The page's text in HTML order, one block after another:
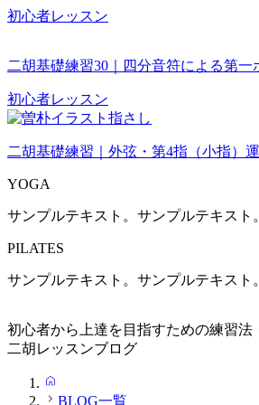
初心者レッスン
二胡基礎練習30｜四分音符による第
初心者レッスン
二胡基礎練習｜外弦・第4指（小指
YOGA
サンプルテキスト。サンプルテキスト。
PILATES
サンプルテキスト。サンプルテキスト。
初心者から上達を目指すための練習法
二胡レッスンブログ
BLOG一覧